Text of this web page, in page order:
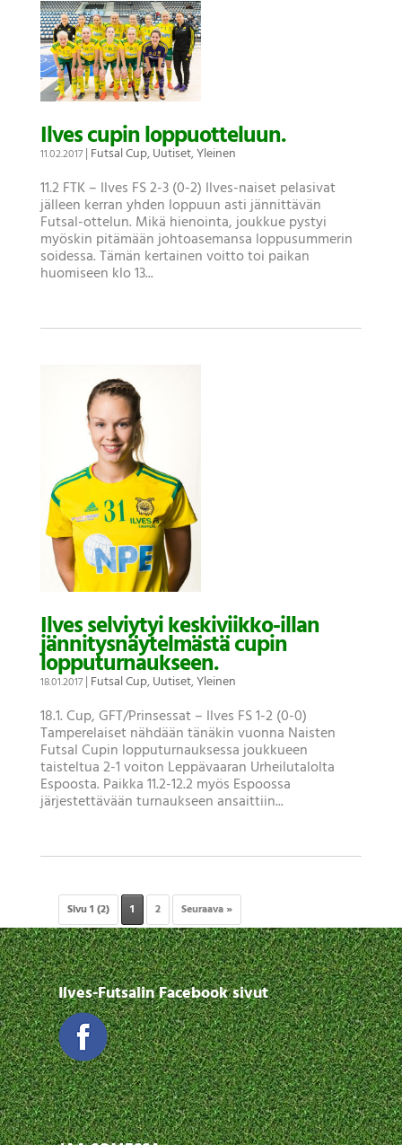
Ilves cupin loppuotteluun.
11.02.2017| Futsal Cup,Uutiset,Yleinen
11.2 FTK – Ilves FS 2-3 (0-2) Ilves-naiset pelasivat
jälleen kerran yhden loppuun asti jännittävän
Futsal-ottelun. Mikä hienointa, joukkue pystyi
myöskin pitämään johtoasemansa loppusummerin
soidessa. Tämän kertainen voitto toi paikan
huomiseen klo 13...
Ilves selviytyi keskiviikko-illan
jännitysnäytelmästä cupin
lopputurnaukseen.
18.01.2017| Futsal Cup,Uutiset,Yleinen
18.1. Cup, GFT/Prinsessat – Ilves FS 1-2 (0-0)
Tamperelaiset nähdään tänäkin vuonna Naisten
Futsal Cupin lopputurnauksessa joukkueen
taisteltua 2-1 voiton Leppävaaran Urheilutalolta
Espoosta. Paikka 11.2-12.2 myös Espoossa
järjestettävään turnaukseen ansaittiin...
Sivu 1 (2) 1 2 Seuraava »
Ilves-Futsalin Facebook sivut